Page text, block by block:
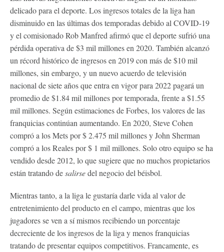
delicado para el deporte. Los ingresos totales de la liga han
disminuido en las últimas dos temporadas debido al COVID-19
y el comisionado Rob Manfred afirmó que el deporte sufrió una
pérdida operativa de $3 mil millones en 2020. También alcanzó
un récord histórico de ingresos en 2019 con más de $10 mil
millones, sin embargo, y un nuevo acuerdo de televisión
nacional de siete años que entra en vigor para 2022 pagará un
promedio de $1.84 mil millones por temporada, frente a $1.55
mil millones. Según estimaciones de Forbes, los valores de las
franquicias continúan aumentando. En 2020, Steve Cohen
compró a los Mets por $ 2.475 mil millones y John Sherman
compró a los Reales por $ 1 mil millones. Solo otro equipo se ha
vendido desde 2012, lo que sugiere que no muchos propietarios
están tratando desalirsedel negocio del béisbol.
Mientras tanto, a la liga le gustaría darle vida al valor de
entretenimiento del producto en el campo, mientras que los
jugadores se ven a sí mismos recibiendo un porcentaje
decreciente de los ingresos de la liga y menos franquicias
tratando de presentar equipos competitivos. Francamente, es